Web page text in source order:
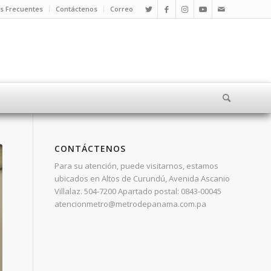
Frecuentes Contáctenos Correo
CONTÁCTENOS
Para su atención, puede visitarnos, estamos
ubicados en Altos de Curundú, Avenida Ascanio
Villalaz. 504-7200 Apartado postal: 0843-00045
atencionmetro@metrodepanama.com.pa